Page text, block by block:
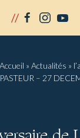
// facebook
instagram
Accueil » Actualités »
PASTEUR – 27
cookies